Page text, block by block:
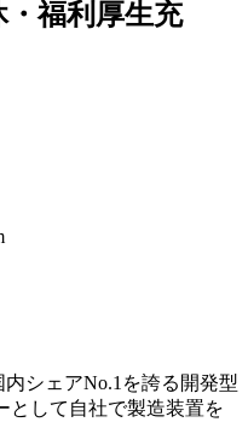
福利厚生充
シェアNo.1を誇る開発型
として自社で製造装置を